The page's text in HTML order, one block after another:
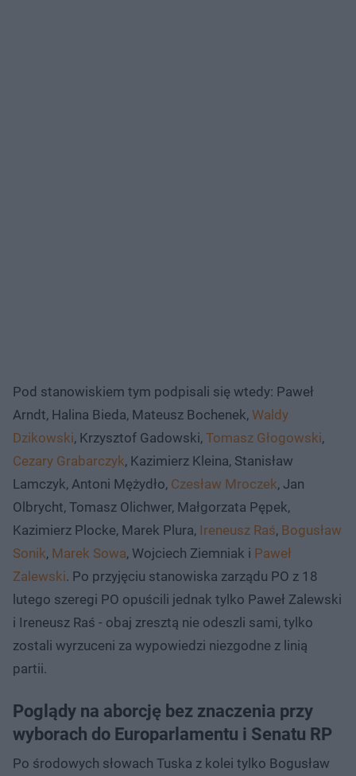
Pod stanowiskiem tym podpisali się wtedy: Paweł
Arndt, Halina Bieda, Mateusz Bochenek, Waldy
Dzikowski, Krzysztof Gadowski, Tomasz Głogowski,
Cezary Grabarczyk, Kazimierz Kleina, Stanisław
Lamczyk, Antoni Mężydło, Czesław Mroczek, Jan
Olbrycht, Tomasz Olichwer, Małgorzata Pępek,
Kazimierz Plocke, Marek Plura, Ireneusz Raś, Bogusław
Sonik, Marek Sowa, Wojciech Ziemniak i Paweł
Zalewski. Po przyjęciu stanowiska zarządu PO z 18
lutego szeregi PO opuścili jednak tylko Paweł Zalewski
i Ireneusz Raś - obaj zresztą nie odeszli sami, tylko
zostali wyrzuceni za wypowiedzi niezgodne z linią
partii.
Poglądy na aborcję bez znaczenia przy
wyborach do Europarlamentu i Senatu RP
Po środowych słowach Tuska z kolei tylko Bogusław